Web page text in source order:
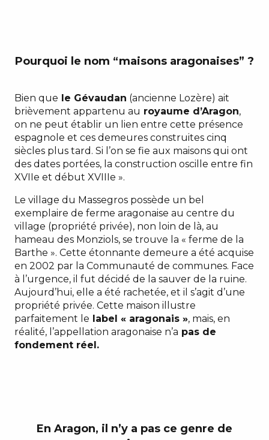
Pourquoi le nom “maisons aragonaises” ?
Bien que le Gévaudan (ancienne Lozère) ait
brièvement appartenu au royaume d’Aragon,
on ne peut établir un lien entre cette présence
espagnole et ces demeures construites cinq
siècles plus tard. Si l’on se fie aux maisons qui ont
des dates portées, la construction oscille entre fin
XVIIe et début XVIIIe ».
Le village du Massegros possède un bel
exemplaire de ferme aragonaise au centre du
village (propriété privée), non loin de là, au
hameau des Monziols, se trouve la « ferme de la
Barthe ». Cette étonnante demeure a été acquise
en 2002 par la Communauté de communes. Face
à l’urgence, il fut décidé de la sauver de la ruine.
Aujourd’hui, elle a été rachetée, et il s’agit d’une
propriété privée. Cette maison illustre
parfaitement le label « aragonais », mais, en
réalité, l’appellation aragonaise n’a pas de
fondement réel.
En Aragon, il n’y a pas ce genre de